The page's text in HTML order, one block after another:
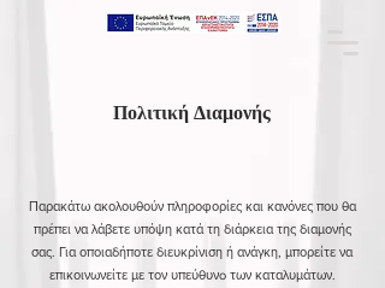
Πολιτική Διαμονής
Παρακάτω ακολουθούν πληροφορίες και κανόνες που θα
πρέπει να λάβετε υπόψη κατά τη διάρκεια της διαμονής
σας. Για οποιαδήποτε διευκρίνιση ή ανάγκη, μπορείτε να
επικοινωνείτε με τον υπεύθυνo των καταλυμάτων.